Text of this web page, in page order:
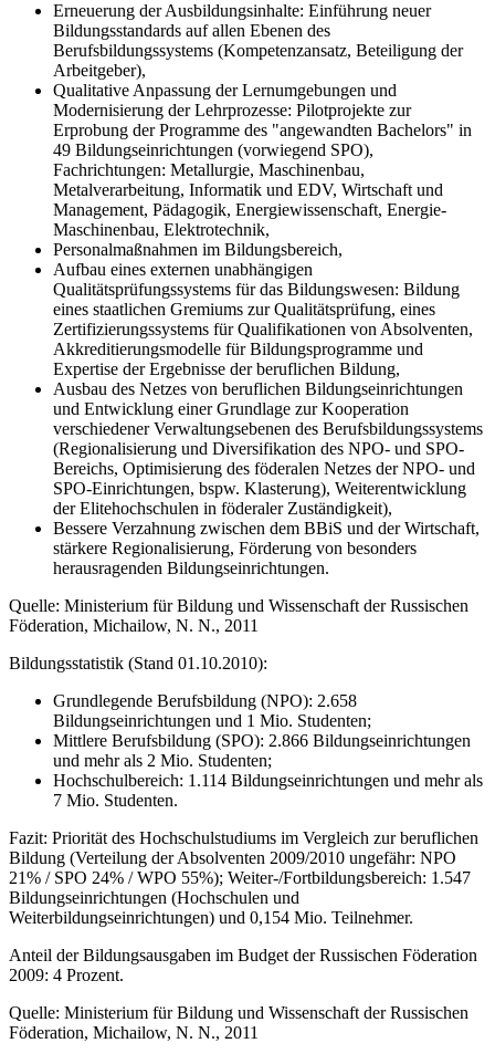
Erneuerung der Ausbildungsinhalte: Einführung neuer
Bildungsstandards auf allen Ebenen des
Berufsbildungssystems (Kompetenzansatz, Beteiligung der
Arbeitgeber),
Qualitative Anpassung der Lernumgebungen und
Modernisierung der Lehrprozesse: Pilotprojekte zur
Erprobung der Programme des "angewandten Bachelors" in
49 Bildungseinrichtungen (vorwiegend SPO),
Fachrichtungen: Metallurgie, Maschinenbau,
Metalverarbeitung, Informatik und EDV, Wirtschaft und
Management, Pädagogik, Energiewissenschaft, Energie-
Maschinenbau, Elektrotechnik,
Personalmaßnahmen im Bildungsbereich,
Aufbau eines externen unabhängigen
Qualitätsprüfungssystems für das Bildungswesen: Bildung
eines staatlichen Gremiums zur Qualitätsprüfung, eines
Zertifizierungssystems für Qualifikationen von Absolventen,
Akkreditierungsmodelle für Bildungsprogramme und
Expertise der Ergebnisse der beruflichen Bildung,
Ausbau des Netzes von beruflichen Bildungseinrichtungen
und Entwicklung einer Grundlage zur Kooperation
verschiedener Verwaltungsebenen des Berufsbildungssystems
(Regionalisierung und Diversifikation des NPO- und SPO-
Bereichs, Optimisierung des föderalen Netzes der NPO- und
SPO-Einrichtungen, bspw. Klasterung), Weiterentwicklung
der Elitehochschulen in föderaler Zuständigkeit),
Bessere Verzahnung zwischen dem BBiS und der Wirtschaft,
stärkere Regionalisierung, Förderung von besonders
herausragenden Bildungseinrichtungen.
Quelle: Ministerium für Bildung und Wissenschaft der Russischen
Föderation, Michailow, N. N., 2011
Bildungsstatistik (Stand 01.10.2010):
Grundlegende Berufsbildung (NPO): 2.658
Bildungseinrichtungen und 1 Mio. Studenten;
Mittlere Berufsbildung (SPO): 2.866 Bildungseinrichtungen
und mehr als 2 Mio. Studenten;
Hochschulbereich: 1.114 Bildungseinrichtungen und mehr als
7 Mio. Studenten.
Fazit: Priorität des Hochschulstudiums im Vergleich zur beruflichen
Bildung (Verteilung der Absolventen 2009/2010 ungefähr: NPO
21% / SPO 24% / WPO 55%); Weiter-/Fortbildungsbereich: 1.547
Bildungseinrichtungen (Hochschulen und
Weiterbildungseinrichtungen) und 0,154 Mio. Teilnehmer.
Anteil der Bildungsausgaben im Budget der Russischen Föderation
2009: 4 Prozent.
Quelle: Ministerium für Bildung und Wissenschaft der Russischen
Föderation, Michailow, N. N., 2011